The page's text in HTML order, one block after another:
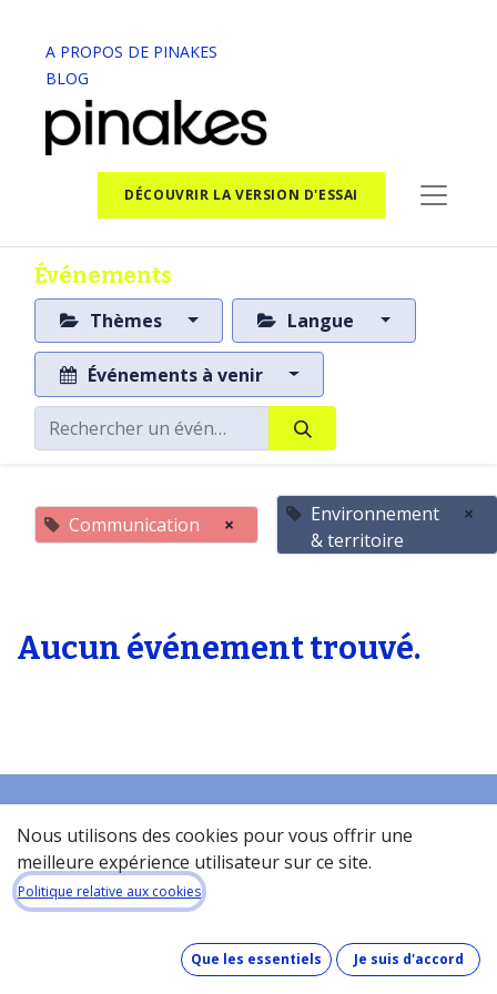
A PROPOS DE PINAKES
BLOG
DÉCOUVRIR LA VERSION D'ESSAI
Événements
Thèmes Langue
Événements à venir
Communication ×
Environnement
& territoire
×
Aucun événement trouvé.
Accueil
À propos de la base de donneés​
Quel est le coût de la base de données ?
Comment fonctionne la base de données ?
Que contient la base de données ?
Nous utilisons des cookies pour vous offrir une
meilleure expérience utilisateur sur ce site.
Politique relative aux cookies
Que les essentiels Je suis d'accord